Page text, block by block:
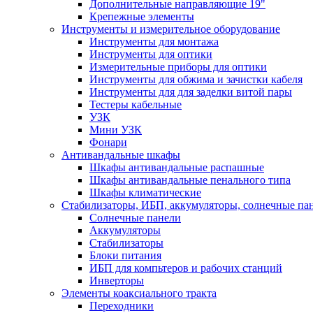
Дополнительные направляющие 19"
Крепежные элементы
Инструменты и измерительное оборудование
Инструменты для монтажа
Инструменты для оптики
Измерительные приборы для оптики
Инструменты для обжима и зачистки кабеля
Инструменты для для заделки витой пары
Тестеры кабельные
УЗК
Мини УЗК
Фонари
Антивандальные шкафы
Шкафы антивандальные распашные
Шкафы антивандальные пенального типа
Шкафы климатические
Стабилизаторы, ИБП, аккумуляторы, солнечные
Солнечные панели
Аккумуляторы
Стабилизаторы
Блоки питания
ИБП для компьтеров и рабочих станций
Инверторы
Элементы коаксиального тракта
Переходники